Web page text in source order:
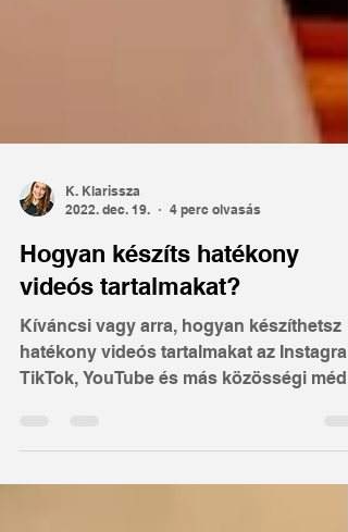
2022. dec. 19.
4 perc olvasás
Hogyan készíts hatékony
videós tartalmakat?
Kíváncsi vagy arra, hogyan készíthetsz
hatékony videós tartalmakat az
marketingcélokat szolgáló videótartalom